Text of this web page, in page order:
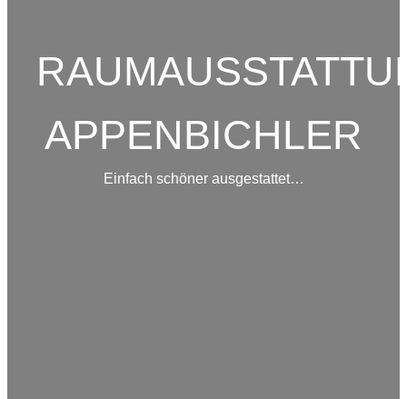
APPENBICHLER
Einfach schöner ausgestattet…